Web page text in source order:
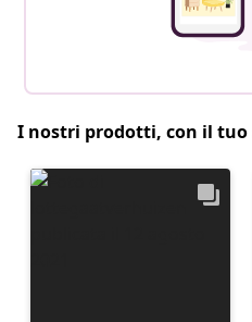
I nostri prodotti, con il tuo